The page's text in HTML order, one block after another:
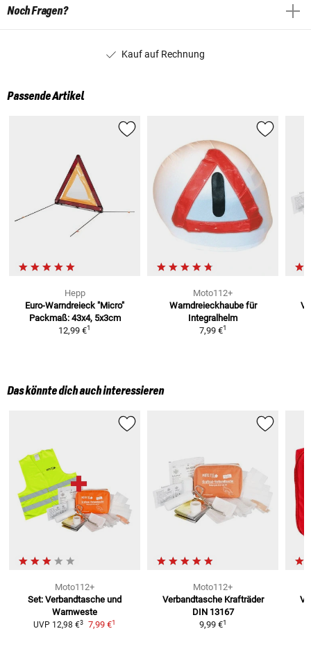
Noch Fragen?
Kauf auf Rechnung
Passende Artikel
Hepp
Euro-Warndreieck "Micro"
Packmaß: 43x4, 5x3cm
12,99 €1
Moto112+
Warndreieckhaube für
Integralhelm
7,99 €1
Das könnte dich auch interessieren
Moto112+
Set: Verbandtasche und
Warnweste
UVP 12,98 €3 7,99 €1
Moto112+
Verbandtasche Krafträder
DIN 13167
9,99 €1